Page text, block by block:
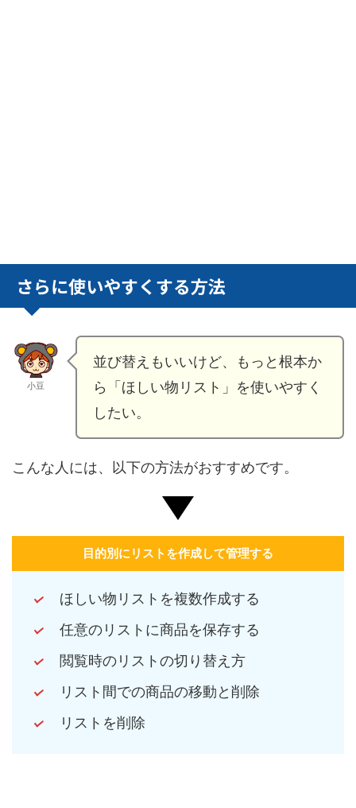
さらに使いやすくする方法
小豆
並び替えもいいけど、もっと根本か
ら「ほしい物リスト」を使いやすく
したい。
こんな人には、以下の方法がおすすめです。
目的別にリストを作成して管理する
ほしい物リストを複数作成する
任意のリストに商品を保存する
閲覧時のリストの切り替え方
リスト間での商品の移動と削除
リストを削除